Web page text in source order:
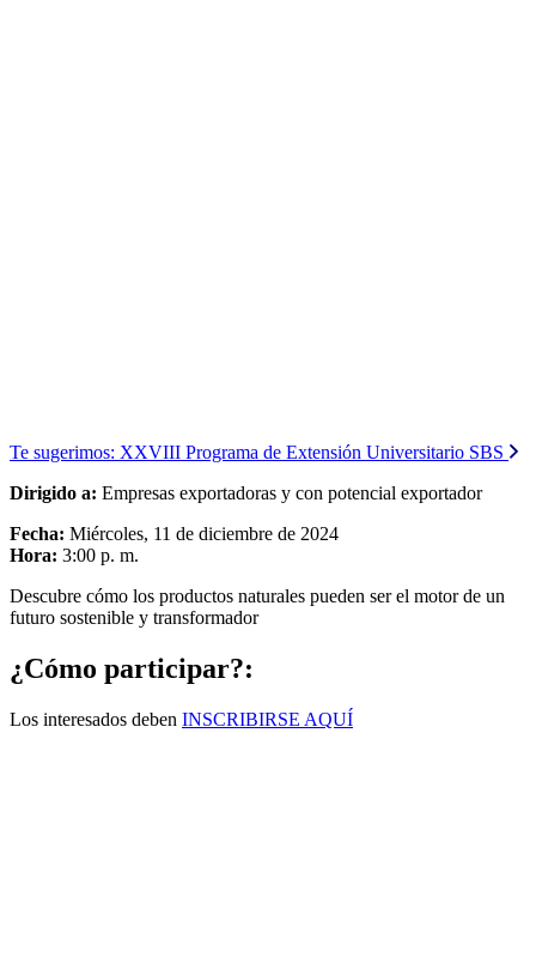
Te sugerimos: XXVIII Programa de Extensión Universitario SBS
Dirigido a: Empresas exportadoras y con potencial exportador
Fecha: Miércoles, 11 de diciembre de 2024
Hora: 3:00 p. m.
Descubre cómo los productos naturales pueden ser el motor de un
futuro sostenible y transformador
¿Cómo participar?:
Los interesados deben INSCRIBIRSE AQUÍ